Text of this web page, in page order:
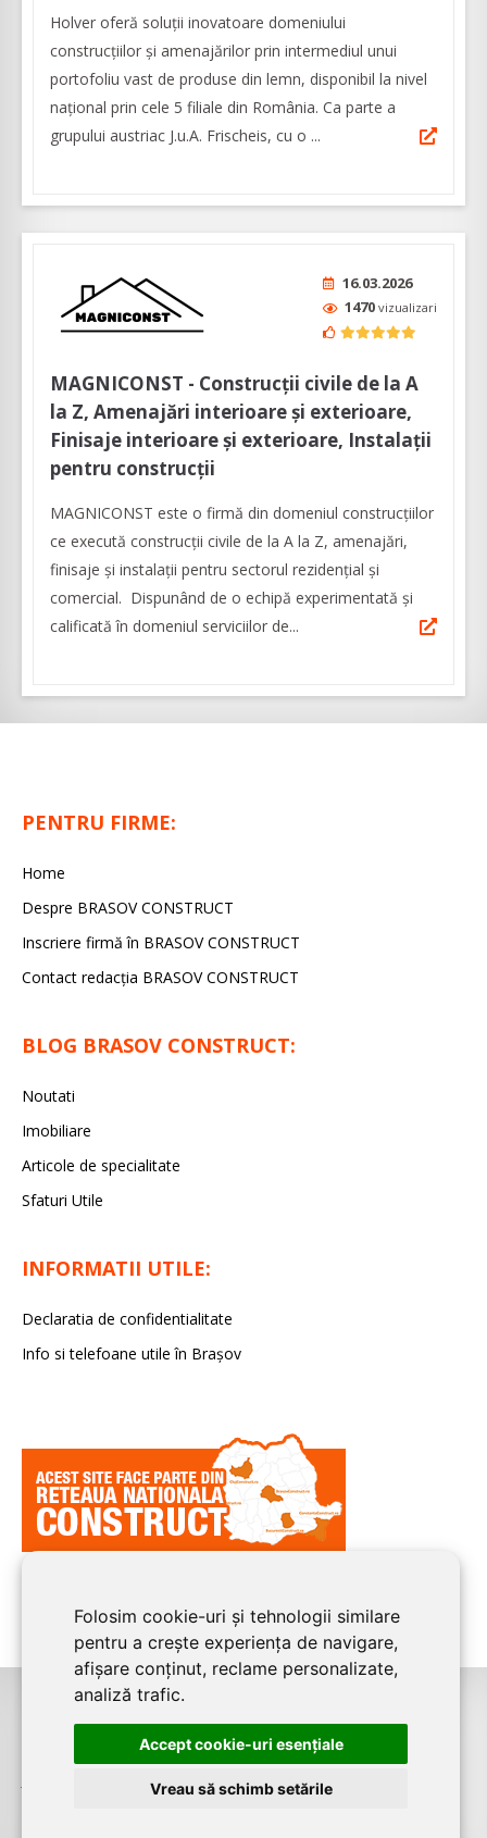
Folosim cookie-uri și tehnologii similare
pentru a crește experiența de navigare,
afișare conținut, reclame personalizate,
analiză trafic.
Accept cookie-uri esenţiale
Vreau să schimb setările
Holver oferă soluții inovatoare domeniului
construcțiilor și amenajărilor prin intermediul unui
portofoliu vast de produse din lemn, disponibil la nivel
național prin cele 5 filiale din România. Ca parte a
grupului austriac J.u.A. Frischeis, cu o ...
16.03.2026
1470 vizualizari
MAGNICONST - Construcţii civile de la A
la Z, Amenajări interioare şi exterioare,
Finisaje interioare şi exterioare, Instalaţii
pentru construcţii
MAGNICONST este o firmă din domeniul construcţiilor
ce execută construcţii civile de la A la Z, amenajări,
finisaje şi instalaţii pentru sectorul rezidenţial şi
comercial. Dispunând de o echipă experimentată şi
calificată în domeniul serviciilor de...
PENTRU FIRME:
Home
Despre BRASOV CONSTRUCT
Inscriere firmă în BRASOV CONSTRUCT
Contact redacţia BRASOV CONSTRUCT
BLOG BRASOV CONSTRUCT:
Noutati
Imobiliare
Articole de specialitate
Sfaturi Utile
INFORMATII UTILE:
Declaratia de confidentialitate
Info si telefoane utile în Braşov
©2008-2026BRASOV CONSTRUCTeste un serviciu de promovare online
pentru firme. Proiect digital dezvoltat deLIVE COMMUNICATIONS SRL
J12/4191/2006, RO19492087, Cap.Soc. 5000 LEI